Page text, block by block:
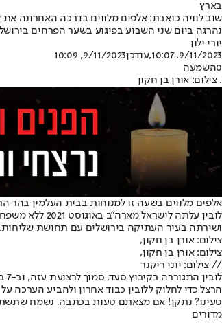
בארץ
שוב לוויה כואבת: אלפים מלווים בדרכה האחרונה
נהרגה ביום שני השבוע בפיגוע בשער הפרחים
יורי ילון
9/11/2023, 10:07
,עודכן9/11/2023, 10:09
0השמעה
. צילום: אורן בן חקון
אלפים מלווים בשעה זו למנוחות בבית העלמין בהר
ושירתה בעיר העתיקה בירושלים עם תחושת
צילום: אורן בן חקון,
צילום: אורן בן חקון,
// צילום: יוני ריקנר
הרצל כדי לחלוק ללובין כבוד אחרון ולהביע
טעינו? נתקן! אם מצאתם טעות בכתבה, נשמח
מדורים